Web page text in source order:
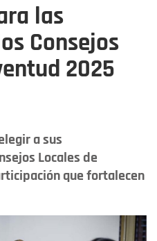
las
Consejos
2025
a sus
Locales de
que fortalecen